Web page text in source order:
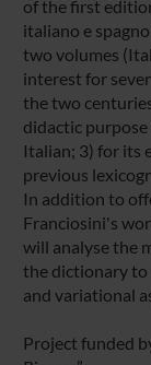
of the first
italiano e
two volumes
interest for
the two
didactic
Italian; 3) for its
previous
In addition to
Franciosini's
will analyse the
the dictionary to
and variational
Project funded